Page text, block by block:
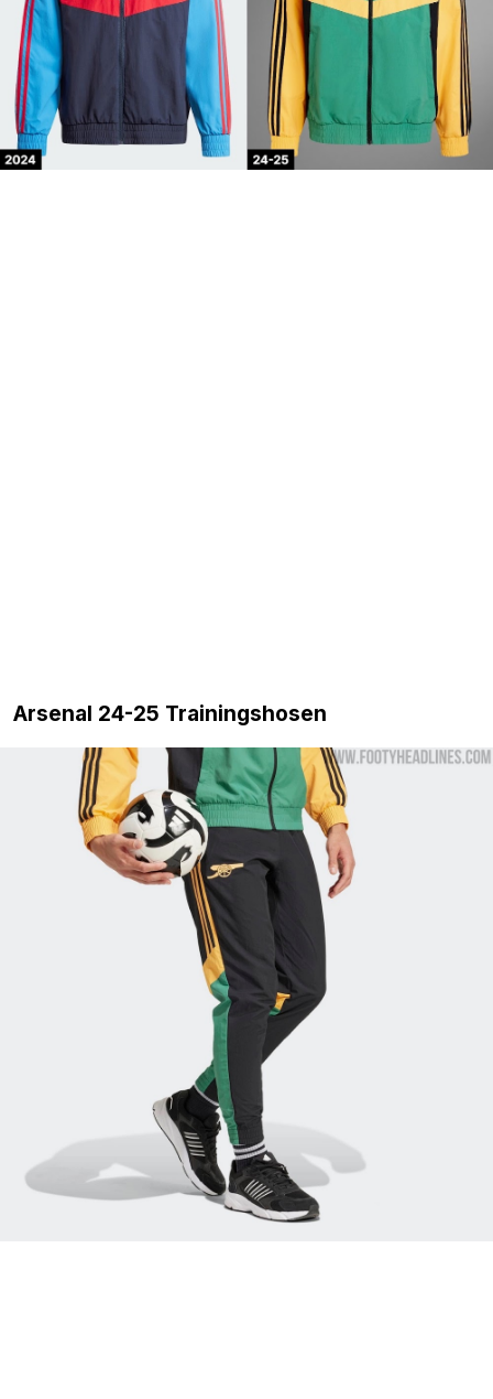
Arsenal 24-25 Trainingshosen